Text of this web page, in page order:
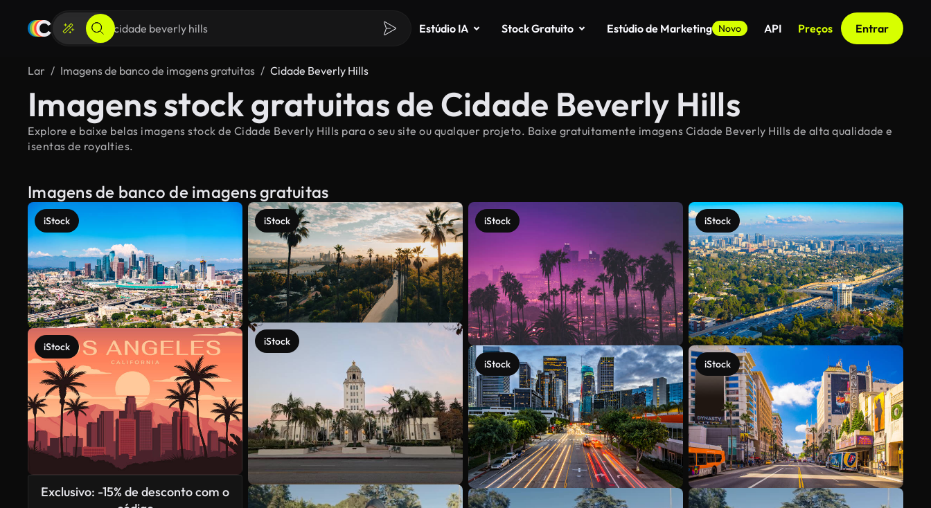
Estúdio IA Stock Gratuito Estúdio de Marketing Novo API Preços Entrar
Lar Imagens de banco de imagens gratuitas Cidade Beverly Hills
Imagens stock gratuitas de Cidade Beverly Hills
Explore e baixe belas imagens stock de Cidade Beverly Hills para o seu site ou qualquer projeto. Baixe gratuitamente imagens Cidade Beverly Hills de alta qualidade e
isentas de royalties.
Imagens de banco de imagens gratuitas
iStock
iStock
Exclusivo: -15% de desconto com o
iStock
iStock
iStock
iStock
iStock
iStock